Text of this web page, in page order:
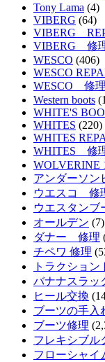
Tony Lama (4)
VIBERG (64)
VIBERG
VIBERG 修
WESCO (406)
WESCO
WESCO 修理
Western boots
WHITE'S
WHITES (220)
WHITES
WHITES 修
WOLVERINE
アンダーソン
ウエスコ 修
ウエスタン
オールデン (7)
ダナー 修理
チペワ 修理
トラクション
バナナスラッ
ヒール交換
ブーツの手入
ブーツ修理
フレキシブル
フローシャイ